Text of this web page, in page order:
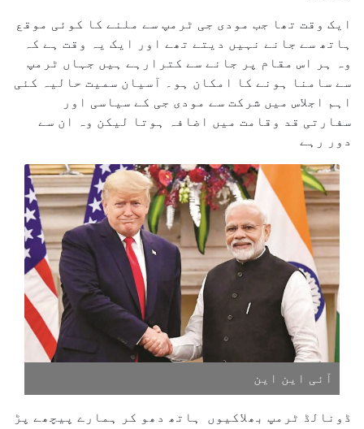
ایک وقت تھا جب مودی جی ٹرمپ سے ملنے کا کوئی موقع
ہاتھ سے جانے نہیں دیتے تھے اور ایک یہ وقت ہے کہ
وہ ہر اس مقام پر جانے سے کترارہے ہیں جہاں ٹرمپ
سے سامنا ہونے کا امکان ہو۔ آسیان سمیت حالیہ کئی
اہم اجلاس میں شرکت سے مودی جی کے سیاسی اور
سفارتی قد وقامت میں اضافہ ہوتا لیکن وہ ان سے
دور رہے
آئی این این
ڈونالڈ ٹرمپ بھلاکیوں ہاتھ دھو کر ہمارے پیچھے پڑ